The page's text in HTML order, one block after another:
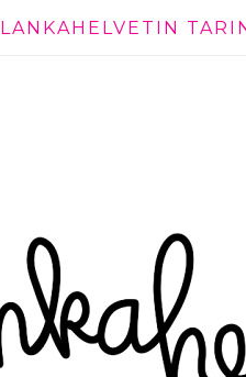
LANKAHELVETIN